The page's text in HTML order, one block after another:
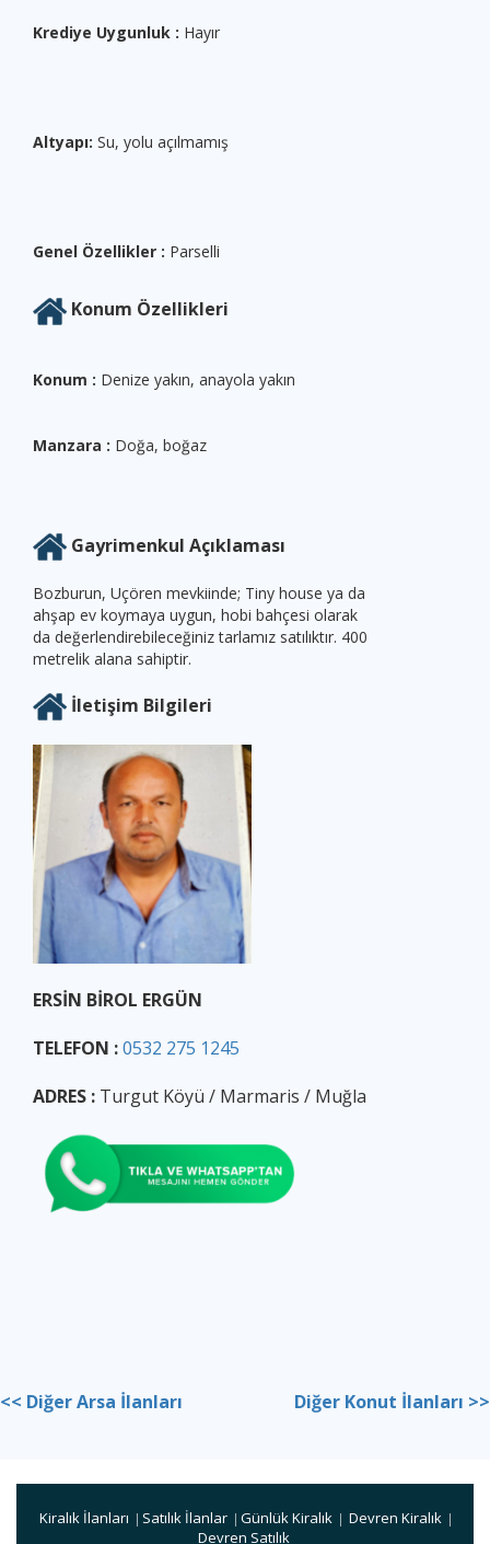
Krediye Uygunluk : Hayır
Altyapı: Su, yolu açılmamış
Genel Özellikler : Parselli
Konum Özellikleri
Konum : Denize yakın, anayola yakın
Manzara : Doğa, boğaz
Gayrimenkul Açıklaması
Bozburun, Uçören mevkiinde; Tiny house ya da
ahşap ev koymaya uygun, hobi bahçesi olarak
da değerlendirebileceğiniz tarlamız satılıktır. 400
metrelik alana sahiptir.
İletişim Bilgileri
ERSİN BİROL ERGÜN
TELEFON :0532 275 1245
ADRES : Turgut Köyü / Marmaris / Muğla
<< Diğer Arsa İlanları Diğer Konut İlanları >>
Kiralık İlanları | Satılık İlanlar | Günlük Kiralık | Devren Kiralık |
Devren Satılık